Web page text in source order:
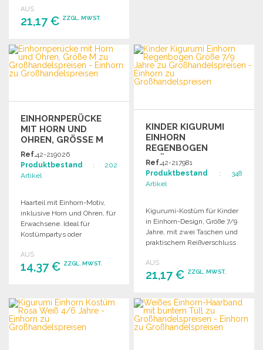
Toilettengang.
AUS
21,17 € ZZGL. MWST.
BESTELLEN
Angebot anfordern
EINHORNPERÜCKE
MIT HORN UND
OHREN, GRÖSSE M Z
U G
ROSSHANDELSPREISEN
Ref.42-219026
Produktbestand : 202
Artikel
Haarteil mit Einhorn-Motiv,
inklusive Horn und Ohren, für
Erwachsene. Ideal für
Kostümpartys oder
AUS
14,37 € ZZGL. MWST.
Angebot anfordern
KINDER KIGURUMI
EINHORN
REGENBOGEN
GRÖSSE 7/9 JAHRE Z
U G
ROSSHANDELSPREISEN
Ref.42-217981
Produktbestand : 348
Artikel
Kigurumi-Kostüm für Kinder
in Einhorn-Design, Größe 7/9
Jahre, mit zwei Taschen und
praktischem Reißverschluss
AUS
21,17 € ZZGL. MWST.
BESTELLEN
Angebot anfordern